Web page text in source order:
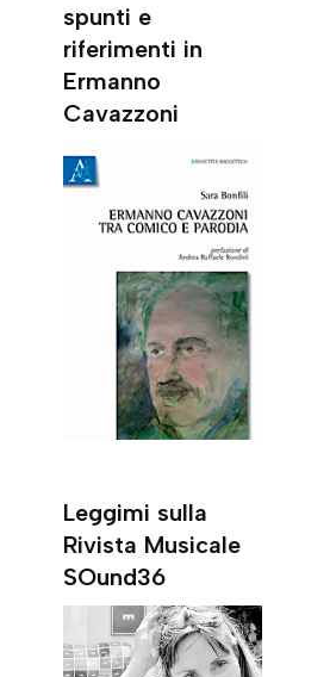
spunti e
riferimenti in
Ermanno
Cavazzoni
Leggimi sulla
Rivista Musicale
SOund36